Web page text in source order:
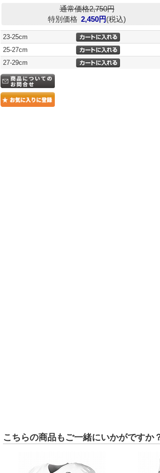
通常価格2,750円
特別価格 2,450円(税込)
23-25cm
25-27cm
27-29cm
こちらの商品もご一緒にいかがですか